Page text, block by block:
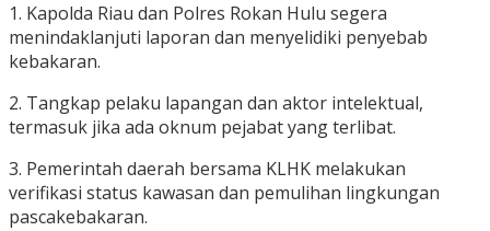
1. Kapolda Riau dan Polres Rokan Hulu segera
menindaklanjuti laporan dan menyelidiki penyebab
kebakaran.
2. Tangkap pelaku lapangan dan aktor intelektual,
termasuk jika ada oknum pejabat yang terlibat.
3. Pemerintah daerah bersama KLHK melakukan
verifikasi status kawasan dan pemulihan lingkungan
pascakebakaran.